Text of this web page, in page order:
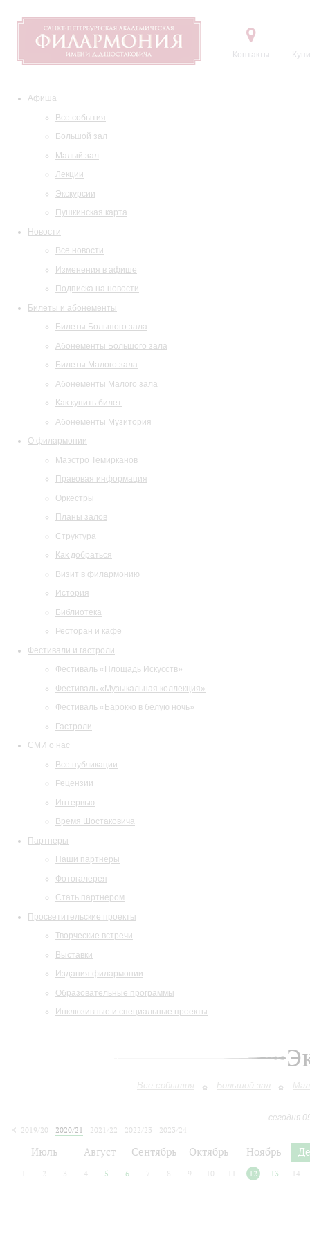
Контакты
Афиша
Все события
Большой зал
Малый зал
Лекции
Экскурсии
Пушкинская карта
Новости
Все новости
Изменения в афише
Подписка на новости
Билеты и абонементы
Билеты Большого зала
Абонементы Большого зала
Билеты Малого зала
Абонементы Малого зала
Как купить билет
Абонементы Музитория
О филармонии
Маэстро Темирканов
Правовая информация
Оркестры
Планы залов
Структура
Как добраться
Визит в филармонию
История
Библиотека
Ресторан и кафе
Фестивали и гастроли
Фестиваль «Площадь Искусств»
Фестиваль «Музыкальная коллекция»
Фестиваль «Барокко в белую ночь»
Гастроли
СМИ о нас
Все публикации
Рецензии
Интервью
Время Шостаковича
Партнеры
Наши партнеры
Фотогалерея
Стать партнером
Просветительские проекты
Творческие встречи
Выставки
Издания филармонии
Образовательные программы
Инклюзивные и специальные проекты
Все события Большой зал
сегодня
2019/20
2020/21 2021/22 2022/23
2023/24
Июль Август Сентябрь Октябрь Ноябрь
2 3 4 5 6 7 8 9 10 12 13 14